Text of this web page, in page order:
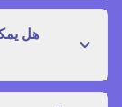
هل